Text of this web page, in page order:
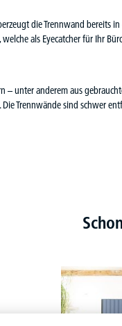
die Trennwand bereits in
als Eyecatcher für Ihr
– unter anderem aus
Trennwände sind schwer